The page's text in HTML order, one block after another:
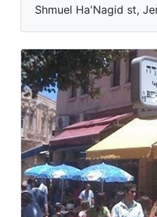
Shmuel Ha'Nagid st,